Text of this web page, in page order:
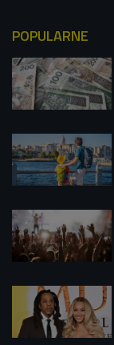
POPULARNE